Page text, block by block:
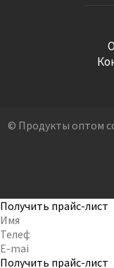
© Продукты оптом
Получить прайс-лист
Получить прайс-лист